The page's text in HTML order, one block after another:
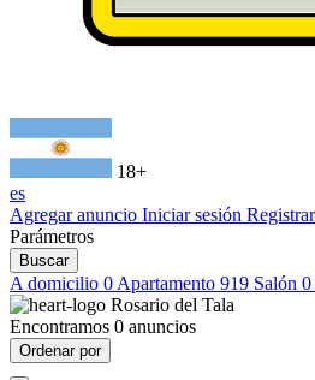
18+
es
Agregar anuncio Iniciar sesión
Parámetros
Buscar
A domicilio 0 Apartamento 919 Salón 0
Rosario del Tala
Encontramos 0 anuncios
Ordenar por